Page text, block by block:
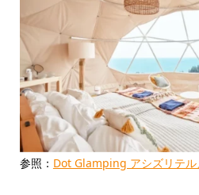
参照： Dot Glamping アシズリテル